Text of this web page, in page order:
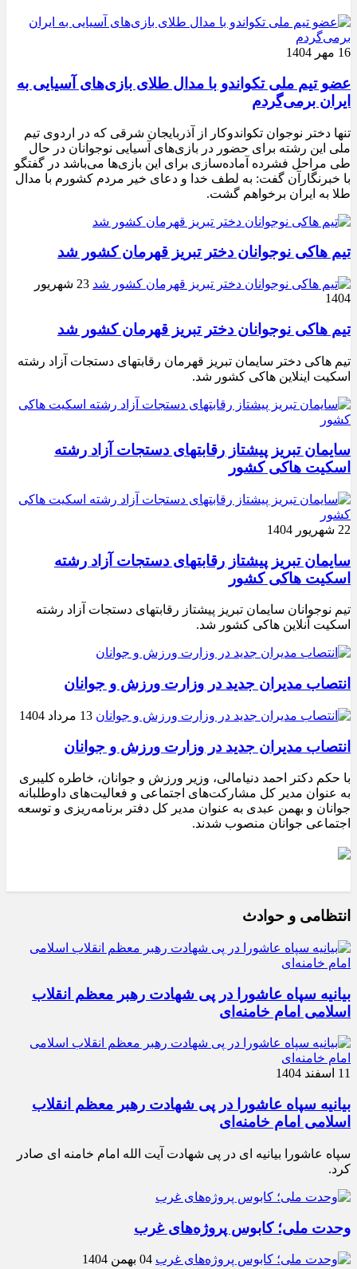
16 مهر 1404
عضو تیم ملی تکواندو با مدال طلای بازی‌های آسیایی به
ایران برمی‌گردم
تنها دختر نوجوان تکواندوکار از آذربایجان شرقی که در اردوی تیم
ملی این رشته برای حضور در بازی‌های آسیایی نوجوانان در حال
طی مراحل فشرده آماده‌سازی برای این بازی‌ها می‌باشد در گفتگو
با خبرنگارآن گفت: به لطف خدا و دعای خیر مردم کشورم با مدال
طلا به ایران برخواهم گشت.
تیم هاکی نوجوانان دختر تبریز قهرمان کشور شد
23 شهریور
1404
تیم هاکی نوجوانان دختر تبریز قهرمان کشور شد
تیم هاکی دختر سایمان تبریز قهرمان رقابتهای دستجات آزاد رشته
اسکیت اینلاین هاکی کشور شد.
سایمان تبریز پیشتاز رقابتهای دستجات آزاد رشته
اسکیت هاکی کشور
22 شهریور 1404
سایمان تبریز پیشتاز رقابتهای دستجات آزاد رشته
اسکیت هاکی کشور
تیم نوجوانان سایمان تبریز پیشتاز رقابتهای دستجات آزاد رشته
اسکیت آنلاین هاکی کشور شد.
انتصاب مدیران جدید در وزارت ورزش و جوانان
13 مرداد 1404
انتصاب مدیران جدید در وزارت ورزش و جوانان
با حکم دکتر احمد دنیامالی، وزیر ورزش و جوانان، خاطره کلیبری
به عنوان مدیر کل مشارکت‌های اجتماعی و فعالیت‌های داوطلبانه
جوانان و بهمن عبدی به عنوان مدیر کل دفتر برنامه‌ریزی و توسعه
اجتماعی جوانان منصوب شدند.
انتظامی و حوادث
بیانیه سپاه عاشورا در پی شهادت رهبر معظم انقلاب
اسلامی امام خامنه‌ای
11 اسفند 1404
بیانیه سپاه عاشورا در پی شهادت رهبر معظم انقلاب
اسلامی امام خامنه‌ای
سپاه عاشورا بیانیه ای در پی شهادت آیت الله امام خامنه ای صادر
کرد.
وحدت ملی؛ کابوس پروژه‌های غرب
04 بهمن 1404